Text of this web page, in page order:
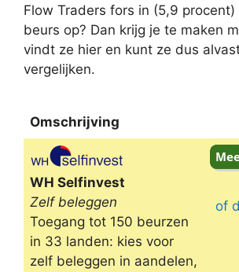
Flow Traders fors in (5,9 procent)
beurs op? Dan krijg je te maken
vindt ze hier en kunt ze dus
vergelijken.
Omschrijving
Omschrijving
WH Selfinvest
Zelf beleggen
Toegang tot 150 beurzen
in 33 landen: kies voor
zelf beleggen in aandelen,
of